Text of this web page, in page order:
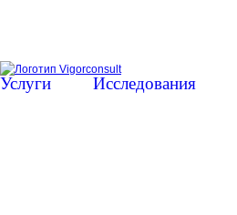
Услуги Исследования